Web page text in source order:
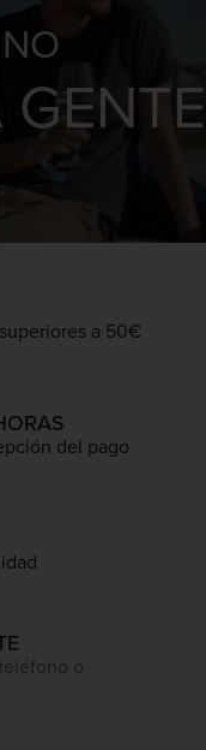
a 50€
del pago
o